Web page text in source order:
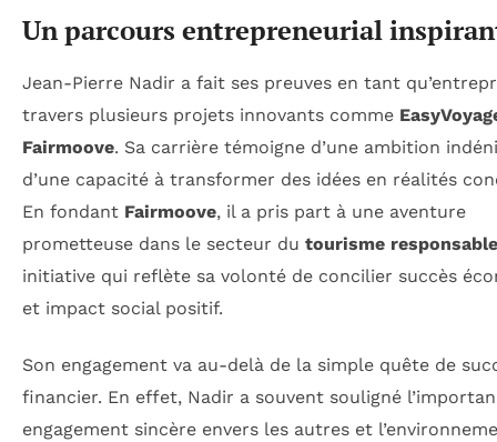
Un parcours entrepreneurial
Jean-Pierre Nadir a fait ses preuves en tant
travers plusieurs projets innovants comme
Fairmoove. Sa carrière témoigne d’une ambition
d’une capacité à transformer des idées en réalités
En fondant Fairmoove, il a pris part à une aventure
prometteuse dans le secteur du tourisme responsable
initiative qui reflète sa volonté de concilier succès
et impact social positif.
Son engagement va au-delà de la simple quête de
financier. En effet, Nadir a souvent souligné
engagement sincère envers les autres et